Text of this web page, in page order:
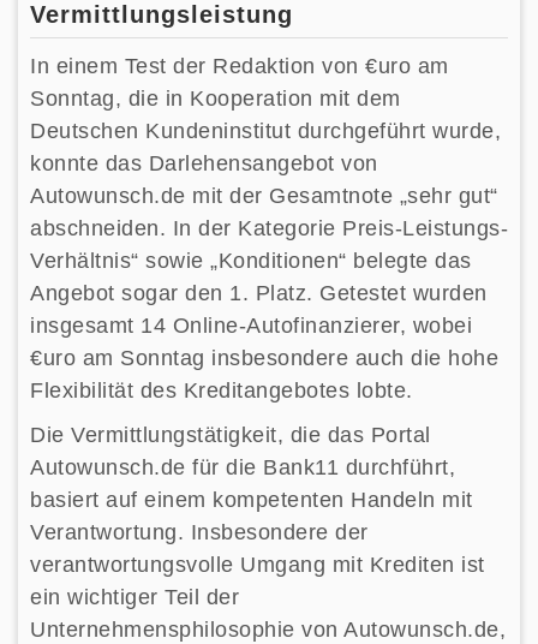
Vermittlungsleistung
In einem Test der Redaktion von €uro am
Sonntag, die in Kooperation mit dem
Deutschen Kundeninstitut durchgeführt wurde,
konnte das Darlehensangebot von
Autowunsch.de mit der Gesamtnote „sehr gut“
abschneiden. In der Kategorie Preis-Leistungs-
Verhältnis“ sowie „Konditionen“ belegte das
Angebot sogar den 1. Platz. Getestet wurden
insgesamt 14 Online-Autofinanzierer, wobei
€uro am Sonntag insbesondere auch die hohe
Flexibilität des Kreditangebotes lobte.
Die Vermittlungstätigkeit, die das Portal
Autowunsch.de für die Bank11 durchführt,
basiert auf einem kompetenten Handeln mit
Verantwortung. Insbesondere der
verantwortungsvolle Umgang mit Krediten ist
ein wichtiger Teil der
Unternehmensphilosophie von Autowunsch.de,